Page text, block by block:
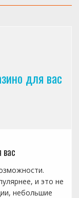
для вас
и это не
небольшие